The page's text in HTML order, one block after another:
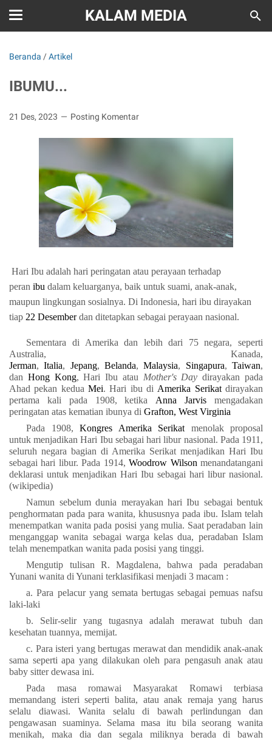
KALAM MEDIA
Beranda /Artikel
IBUMU...
21 Des, 2023 Posting Komentar
Hari Ibu adalah hari peringatan atau perayaan terhadap
peran ibu dalam keluarganya, baik untuk suami, anak-anak,
maupun lingkungan sosialnya. Di Indonesia, hari ibu dirayakan
tiap 22 Desember dan ditetapkan sebagai perayaan nasional.
Sementara di Amerika dan lebih dari 75 negara, seperti
Australia, Kanada,
Jerman,Italia, Jepang,Belanda,Malaysia, Singapura,Taiwan,
dan Hong Kong, Hari Ibu atau Mother's Day dirayakan pada
Ahad pekan kedua Mei. Hari ibu di Amerika Serikatdirayakan
pertama kali pada 1908, ketika Anna Jarvis mengadakan
peringatan atas kematian ibunya di Grafton, West Virginia
Pada 1908,Kongres Amerika Serikat menolak proposal
untuk menjadikan Hari Ibu sebagai hari libur nasional. Pada 1911,
seluruh negara bagian di Amerika Serikat menjadikan Hari Ibu
sebagai hari libur. Pada 1914,Woodrow Wilson menandatangani
deklarasi untuk menjadikan Hari Ibu sebagai hari libur nasional.
(wikipedia)
Namun sebelum dunia merayakan hari Ibu sebagai bentuk
penghormatan pada para wanita, khususnya pada ibu. Islam telah
menempatkan wanita pada posisi yang mulia. Saat peradaban lain
menganggap wanita sebagai warga kelas dua, peradaban Islam
telah menempatkan wanita pada posisi yang tinggi.
Mengutip tulisan R. Magdalena, bahwa pada peradaban
Yunani wanita di Yunani terklasifikasi menjadi 3 macam :
a. Para pelacur yang semata bertugas sebagai pemuas nafsu
laki-laki
b. Selir-selir yang tugasnya adalah merawat tubuh dan
kesehatan tuannya, memijat.
c. Para isteri yang bertugas merawat dan mendidik anak-anak
sama seperti apa yang dilakukan oleh para pengasuh anak atau
baby sitter dewasa ini.
Pada masa romawai Masyarakat Romawi terbiasa
memandang isteri seperti balita, atau anak remaja yang harus
selalu diawasi. Wanita selalu di bawah perlindungan dan
pengawasan suaminya. Selama masa itu bila seorang wanita
menikah, maka dia dan segala miliknya berada di bawah